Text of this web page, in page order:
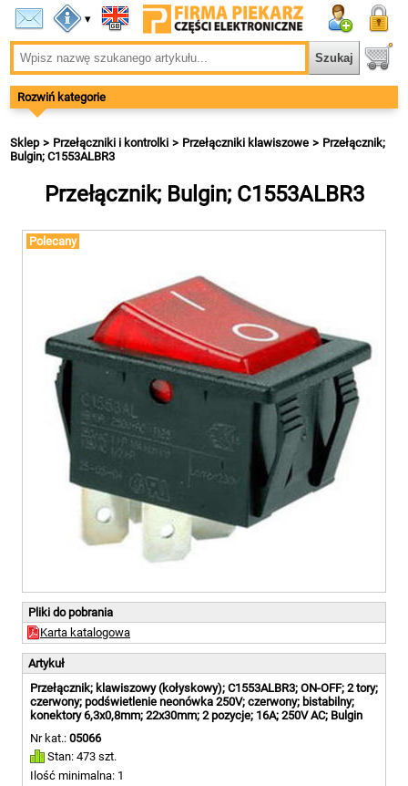
▾
Rozwiń kategorie
Sklep Przełączniki i kontrolki Przełączniki klawiszowe
Przełącznik;
Bulgin; C1553ALBR3
Przełącznik; Bulgin; C1553ALBR3
Polecany
Pliki do pobrania
Karta katalogowa
Artykuł
Przełącznik; klawiszowy (kołyskowy); C1553ALBR3; ON-OFF; 2 tory;
czerwony; podświetlenie neonówka 250V; czerwony; bistabilny;
konektory 6,3x0,8mm; 22x30mm; 2 pozycje; 16A; 250V AC; Bulgin
Nr kat.: 05066
Stan: 473 szt.
Ilość minimalna: 1